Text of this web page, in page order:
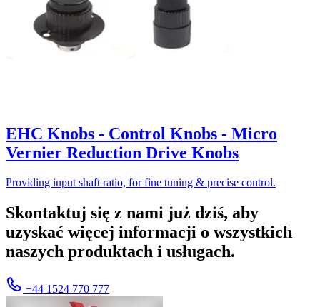
EHC Knobs - Control Knobs - Micro
Vernier Reduction Drive Knobs
Providing input shaft ratio, for fine tuning & precise control.
Skontaktuj się z nami już dziś, aby
uzyskać więcej informacji o wszystkich
naszych produktach i usługach.
+44 1524 770 777